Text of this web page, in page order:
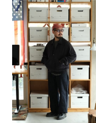
価格
商品タイプ
通常商品
セール価格